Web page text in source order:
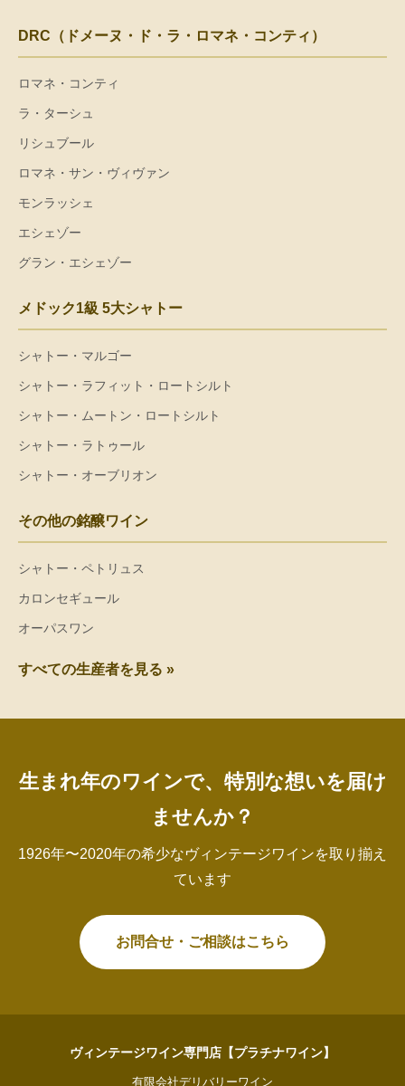
DRC（ドメーヌ・ド・ラ・ロマネ・コンティ）
ロマネ・コンティ
ラ・ターシュ
リシュブール
ロマネ・サン・ヴィヴァン
モンラッシェ
エシェゾー
グラン・エシェゾー
メドック1級 5大シャトー
シャトー・マルゴー
シャトー・ラフィット・ロートシルト
シャトー・ムートン・ロートシルト
シャトー・ラトゥール
シャトー・オーブリオン
その他の銘醸ワイン
シャトー・ペトリュス
カロンセギュール
オーパスワン
すべての生産者を見る »
生まれ年のワインで、特別な想いを届け
ませんか？
1926年〜2020年の希少なヴィンテージワインを取り揃え
ています
お問合せ・ご相談はこちら
ヴィンテージワイン専門店【プラチナワイン】
有限会社デリバリーワイン